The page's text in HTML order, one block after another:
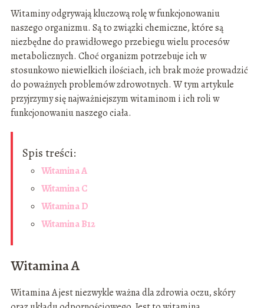
Witaminy odgrywają kluczową rolę w funkcjonowaniu
naszego organizmu. Są to związki chemiczne, które są
niezbędne do prawidłowego przebiegu wielu procesów
metabolicznych. Choć organizm potrzebuje ich w
stosunkowo niewielkich ilościach, ich brak może prowadzić
do poważnych problemów zdrowotnych. W tym artykule
przyjrzymy się najważniejszym witaminom i ich roli w
funkcjonowaniu naszego ciała.
Spis treści:
Witamina A
Witamina C
Witamina D
Witamina B12
Witamina A
Witamina A jest niezwykle ważna dla zdrowia oczu, skóry